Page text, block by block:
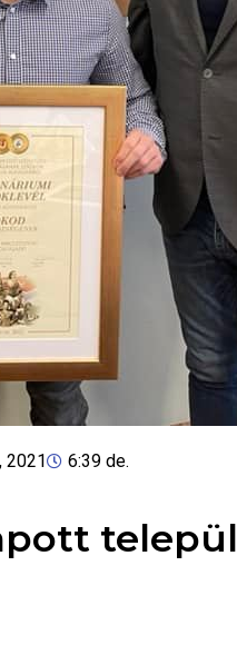
2021 6:39 de.